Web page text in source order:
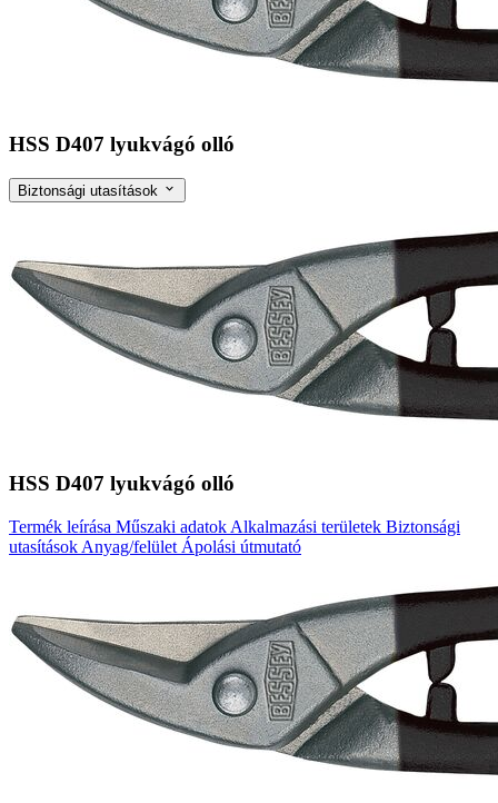
HSS D407 lyukvágó olló
Biztonsági utasítások
HSS D407 lyukvágó olló
Termék leírása Műszaki adatok Alkalmazási területek Biztonsági
utasítások Anyag/felület Ápolási útmutató